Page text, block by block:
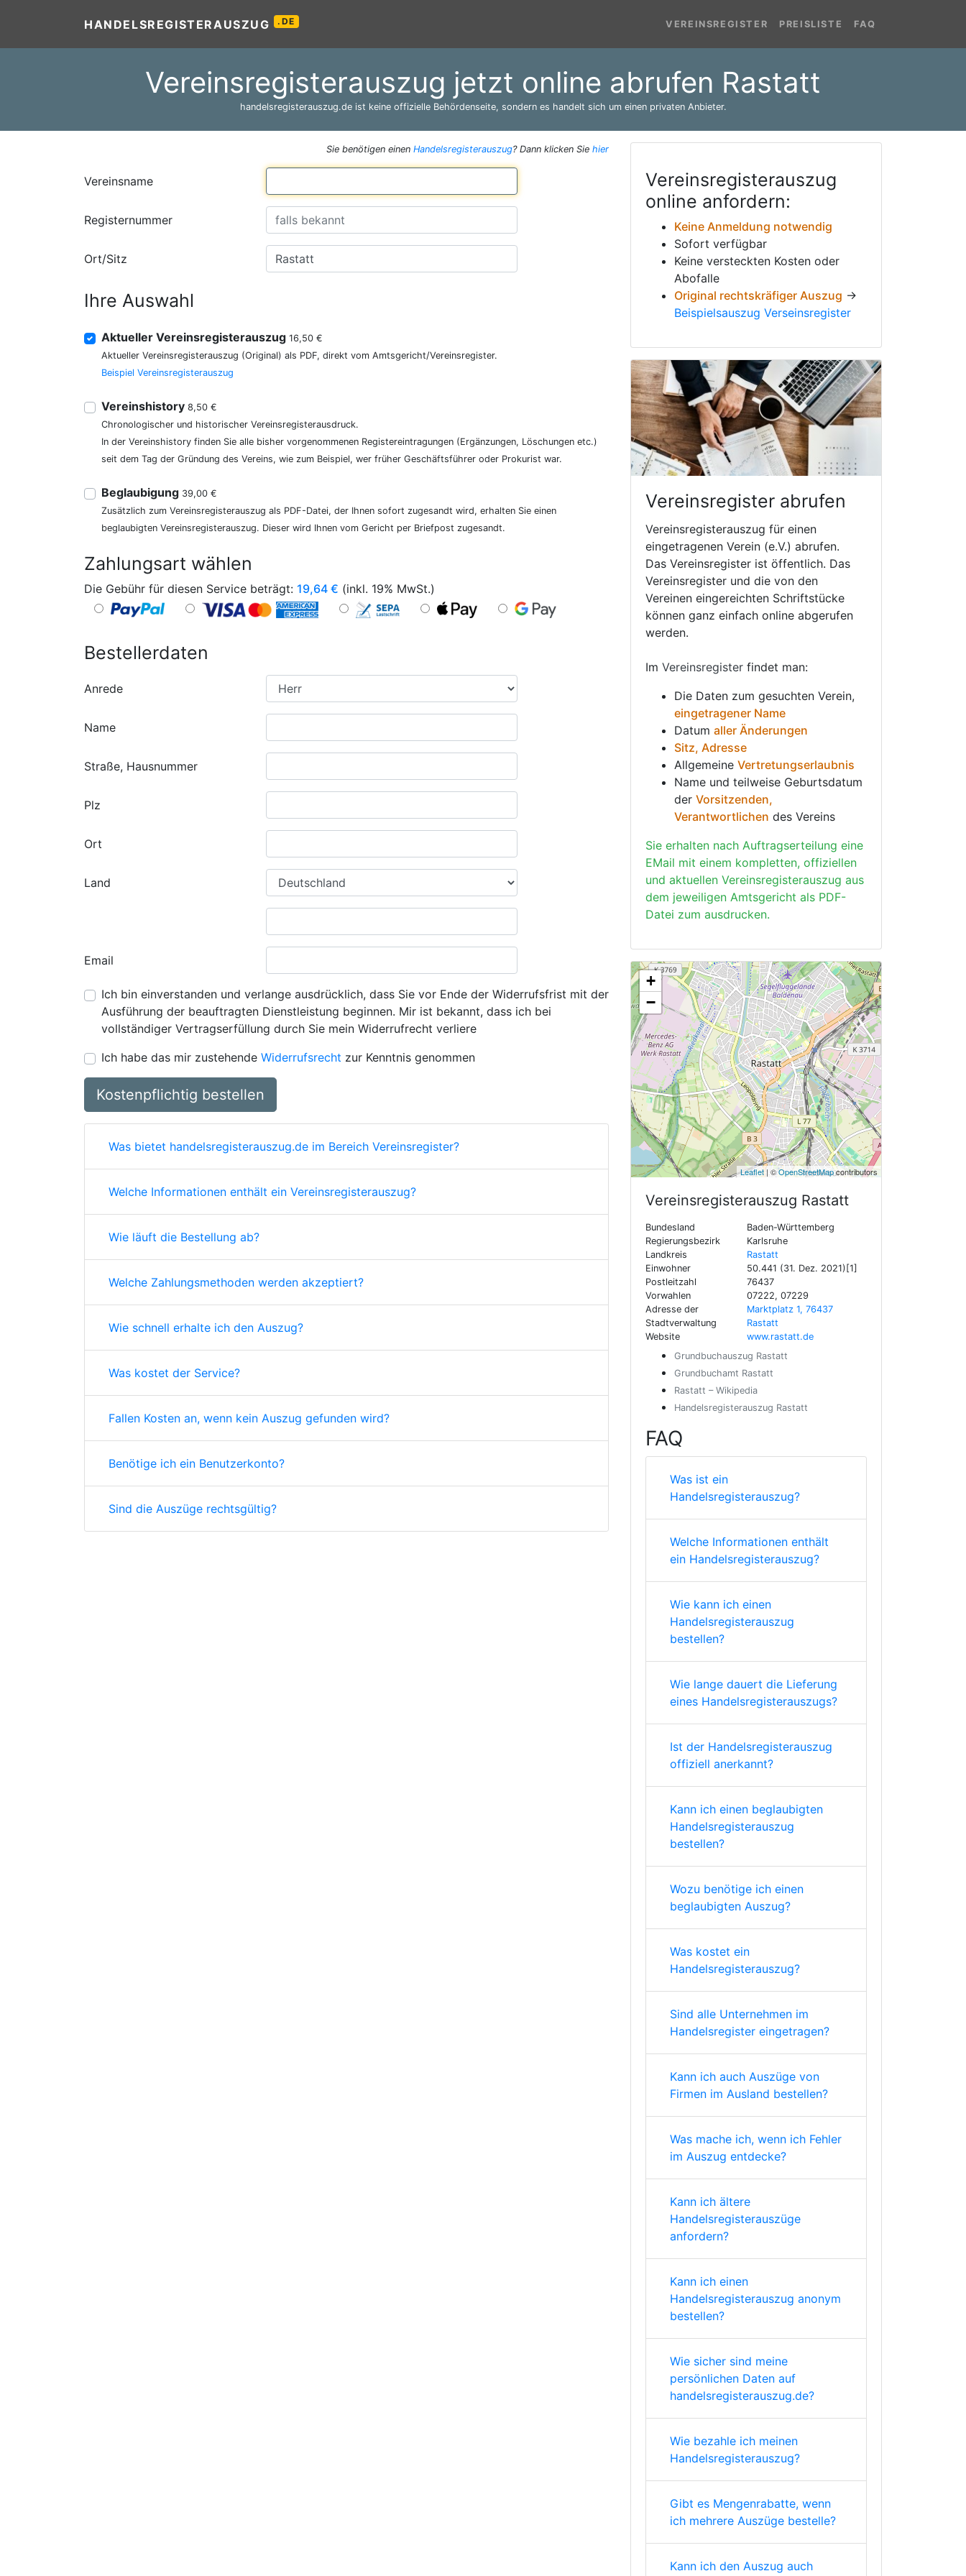
HANDELSREGISTERAUSZUG .DE VEREINSREGISTER PREISLISTE FAQ
Vereinsregisterauszug jetzt online abrufen Rastatt
handelsregisterauszug.de ist keine offizielle Behördenseite, sondern es handelt sich um einen privaten Anbieter.
Sie benötigen einen Handelsregisterauszug? Dann klicken Sie hier
Vereinsname
Registernummer
Ort/Sitz
Ihre Auswahl
Aktueller Vereinsregisterauszug 16,50 €
Aktueller Vereinsregisterauszug (Original) als PDF, direkt vom Amtsgericht/Vereinsregister.
Beispiel Vereinsregisterauszug
Vereinshistory 8,50 €
Chronologischer und historischer Vereinsregisterausdruck.
In der Vereinshistory finden Sie alle bisher vorgenommenen Registereintragungen (Ergänzungen, Löschungen etc.)
seit dem Tag der Gründung des Vereins, wie zum Beispiel, wer früher Geschäftsführer oder Prokurist war.
Beglaubigung 39,00 €
Zusätzlich zum Vereinsregisterauszug als PDF-Datei, der Ihnen sofort zugesandt wird, erhalten Sie einen
beglaubigten Vereinsregisterauszug. Dieser wird Ihnen vom Gericht per Briefpost zugesandt.
Zahlungsart wählen
Die Gebühr für diesen Service beträgt: 19,64 € (inkl. 19% MwSt.)
Bestellerdaten
Anrede
Name
Straße, Hausnummer
Plz
Ort
Land
Email
Ich bin einverstanden und verlange ausdrücklich, dass Sie vor Ende der Widerrufsfrist mit der
Ausführung der beauftragten Dienstleistung beginnen. Mir ist bekannt, dass ich bei
vollständiger Vertragserfüllung durch Sie mein Widerrufrecht verliere
Ich habe das mir zustehende Widerrufsrecht zur Kenntnis genommen
Kostenpflichtig bestellen
Was bietet handelsregisterauszug.de im Bereich Vereinsregister?
Welche Informationen enthält ein Vereinsregisterauszug?
Wie läuft die Bestellung ab?
Welche Zahlungsmethoden werden akzeptiert?
Wie schnell erhalte ich den Auszug?
Was kostet der Service?
Fallen Kosten an, wenn kein Auszug gefunden wird?
Benötige ich ein Benutzerkonto?
Sind die Auszüge rechtsgültig?
Vereinsregisterauszug
online anfordern:
Keine Anmeldung notwendig
Sofort verfügbar
Keine versteckten Kosten oder
Abofalle
Original rechtskräfiger Auszug →
Beispielsauszug Verseinsregister
Vereinsregister abrufen
Vereinsregisterauszug für einen
eingetragenen Verein (e.V.) abrufen.
Das Vereinsregister ist öffentlich. Das
Vereinsregister und die von den
Vereinen eingereichten Schriftstücke
können ganz einfach online abgerufen
werden.
Im Vereinsregister findet man:
Die Daten zum gesuchten Verein,
eingetragener Name
Datum aller Änderungen
Sitz, Adresse
Allgemeine Vertretungserlaubnis
Name und teilweise Geburtsdatum
der Vorsitzenden,
Verantwortlichen des Vereins
Sie erhalten nach Auftragserteilung eine
EMail mit einem kompletten, offiziellen
und aktuellen Vereinsregisterauszug aus
dem jeweiligen Amtsgericht als PDF-
Datei zum ausdrucken.
+
−
Leaflet| ©OpenStreetMapcontributors
Vereinsregisterauszug Rastatt
Bundesland
Baden-Württemberg
Regierungsbezirk
Karlsruhe
Landkreis
Rastatt
Einwohner
50.441 (31. Dez. 2021)[1]
Postleitzahl
76437
Vorwahlen
07222, 07229
Adresse der
Stadtverwaltung
Marktplatz 1, 76437
Rastatt
Website
www.rastatt.de
Grundbuchauszug Rastatt
Grundbuchamt Rastatt
Rastatt – Wikipedia
Handelsregisterauszug Rastatt
FAQ
Was ist ein
Handelsregisterauszug?
Welche Informationen enthält
ein Handelsregisterauszug?
Wie kann ich einen
Handelsregisterauszug
bestellen?
Wie lange dauert die Lieferung
eines Handelsregisterauszugs?
Ist der Handelsregisterauszug
offiziell anerkannt?
Kann ich einen beglaubigten
Handelsregisterauszug
bestellen?
Wozu benötige ich einen
beglaubigten Auszug?
Was kostet ein
Handelsregisterauszug?
Sind alle Unternehmen im
Handelsregister eingetragen?
Kann ich auch Auszüge von
Firmen im Ausland bestellen?
Was mache ich, wenn ich Fehler
im Auszug entdecke?
Kann ich ältere
Handelsregisterauszüge
anfordern?
Kann ich einen
Handelsregisterauszug anonym
bestellen?
Wie sicher sind meine
persönlichen Daten auf
handelsregisterauszug.de?
Wie bezahle ich meinen
Handelsregisterauszug?
Gibt es Mengenrabatte, wenn
ich mehrere Auszüge bestelle?
Kann ich den Auszug auch